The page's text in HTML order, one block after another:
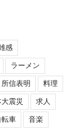
感
ラーメン
所信表明 料理
震災 求人
転車 音楽